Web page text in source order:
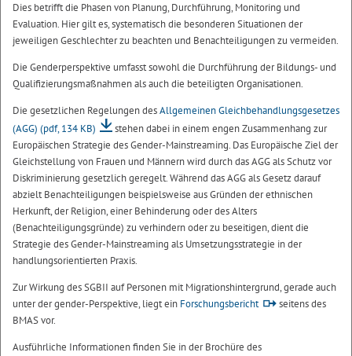
Dies betrifft die Phasen von Planung, Durchführung, Monitoring und
Evaluation. Hier gilt es, systematisch die besonderen Situationen der
jeweiligen Geschlechter zu beachten und Benachteiligungen zu vermeiden.
Die Genderperspektive umfasst sowohl die Durchführung der Bildungs- und
Qualifizierungsmaßnahmen als auch die beteiligten Organisationen.
Die gesetzlichen Regelungen desAllgemeinen Gleichbehandlungsgesetzes
(AGG) (pdf, 134 KB)
stehen dabei in einem engen Zusammenhang zur
Europäischen Strategie des Gender-Mainstreaming. Das Europäische Ziel der
Gleichstellung von Frauen und Männern wird durch das AGG als Schutz vor
Diskriminierung gesetzlich geregelt. Während das AGG als Gesetz darauf
abzielt Benachteiligungen beispielsweise aus Gründen der ethnischen
Herkunft, der Religion, einer Behinderung oder des Alters
(Benachteiligungsgründe) zu verhindern oder zu beseitigen, dient die
Strategie des Gender-Mainstreaming als Umsetzungsstrategie in der
handlungsorientierten Praxis.
Zur Wirkung des SGBII auf Personen mit Migrationshintergrund, gerade auch
unter der gender-Perspektive, liegt ein Forschungsbericht
seitens des
BMAS vor.
Ausführliche Informationen finden Sie in der Brochüre des